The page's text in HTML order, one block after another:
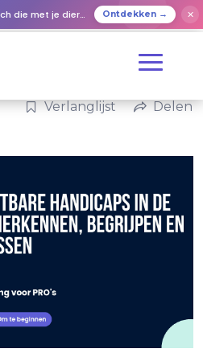
je dierbaren speelt Ontdekken → ✕
Verlanglijst Delen